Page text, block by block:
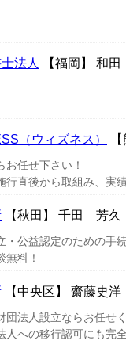
法人 【福岡】 和
（ウィズネス）
任せ下さい！
行直後から取組み、実
【秋田】 千田 芳久
・公益認定のための手
無料！
【中央区】 齋藤史洋
団法人設立ならお任せ
人への移行認可にも完